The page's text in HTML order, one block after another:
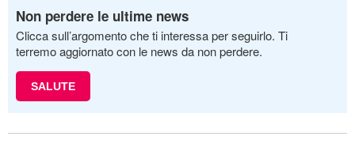
Non perdere le ultime news
Clicca sull’argomento che ti interessa per seguirlo. Ti
terremo aggiornato con le news da non perdere.
SALUTE